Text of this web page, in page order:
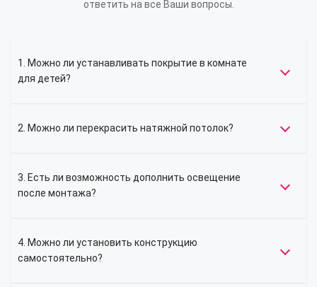
ответить на все Ваши вопросы.
1. Можно ли устанавливать покрытие в комнате
для детей?
2. Можно ли перекрасить натяжной потолок?
3. Есть ли возможность дополнить освещение
после монтажа?
4. Можно ли установить конструкцию
самостоятельно?